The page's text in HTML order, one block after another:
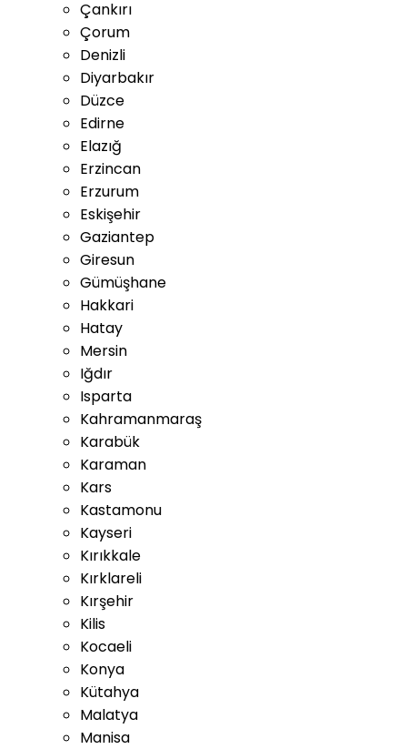
Çankırı
Çorum
Denizli
Diyarbakır
Düzce
Edirne
Elazığ
Erzincan
Erzurum
Eskişehir
Gaziantep
Giresun
Gümüşhane
Hakkari
Hatay
Mersin
Iğdır
Isparta
Kahramanmaraş
Karabük
Karaman
Kars
Kastamonu
Kayseri
Kırıkkale
Kırklareli
Kırşehir
Kilis
Kocaeli
Konya
Kütahya
Malatya
Manisa